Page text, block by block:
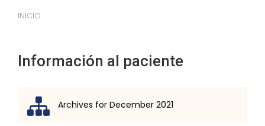
INICIO
Información al paciente
Archives for December 2021